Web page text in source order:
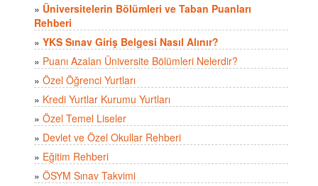
» Üniversitelerin Bölümleri ve Taban Puanları
Rehberi
» YKS Sınav Giriş Belgesi Nasıl Alınır?
» Puanı Azalan Üniversite Bölümleri Nelerdir?
» Özel Öğrenci Yurtları
» Kredi Yurtlar Kurumu Yurtları
» Özel Temel Liseler
» Devlet ve Özel Okullar Rehberi
» Eğitim Rehberi
» ÖSYM Sınav Takvimi